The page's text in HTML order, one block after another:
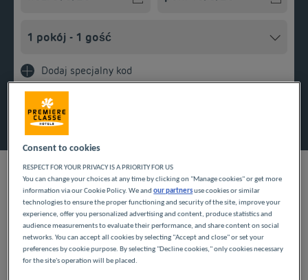
Dodaj specjalny kod
NASZE HOTELE W LA
VILLE-DU-BOIS W
NISKICH CENACH
Consent to cookies
RESPECT FOR YOUR PRIVACY IS A PRIORITY FOR US
You can change your choices at any time by clicking on "Manage cookies" or get more
information via our Cookie Policy. We andour partnersuse cookies or similar
technologies to ensure the proper functioning and security of the site, improve your
experience, offer you personalized advertising and content, produce statistics and
audience measurements to evaluate their performance, and share content on social
networks. You can accept all cookies by selecting "Accept and close" or set your
preferences by cookie purpose. By selecting "Decline cookies," only cookies necessary
for the site's operation will be placed.